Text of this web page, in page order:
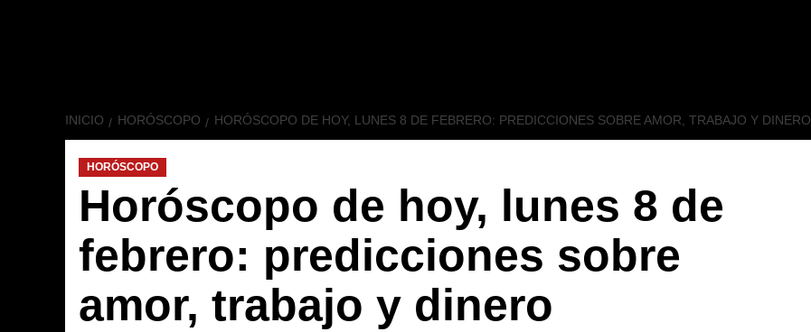
INICIO HORÓSCOPO HORÓSCOPO DE HOY, LUNES 8 DE FEBRERO: PREDICCIONES SOBRE AMOR, TRABAJO Y DINERO
HORÓSCOPO
Horóscopo de hoy, lunes 8 de
febrero: predicciones sobre
amor, trabajo y dinero